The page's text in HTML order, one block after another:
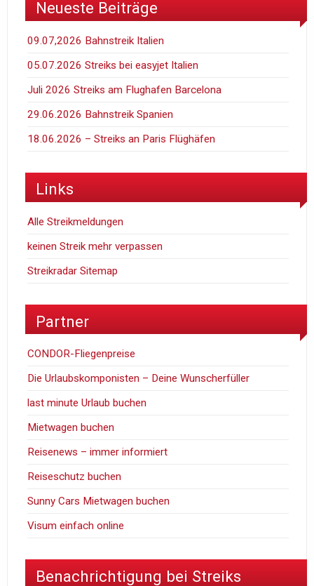
Neueste Beiträge
09.07,2026 Bahnstreik Italien
05.07.2026 Streiks bei easyjet Italien
Juli 2026 Streiks am Flughafen Barcelona
29.06.2026 Bahnstreik Spanien
18.06.2026 – Streiks an Paris Flüghäfen
Links
Alle Streikmeldungen
keinen Streik mehr verpassen
Streikradar Sitemap
Partner
CONDOR-Fliegenpreise
Die Urlaubskomponisten – Deine Wunscherfüller
last minute Urlaub buchen
Mietwagen buchen
Reisenews – immer informiert
Reiseschutz buchen
Sunny Cars Mietwagen buchen
Visum einfach online
Benachrichtigung bei Streiks